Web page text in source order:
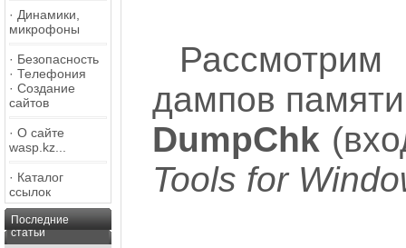
· Динамики,
микрофоны
· Безопасность
· Телефония
· Создание
сайтов
· О сайте
wasp.kz...
· Каталог
ссылок
Последние
статьи
дампов
DumpChk
Tools for